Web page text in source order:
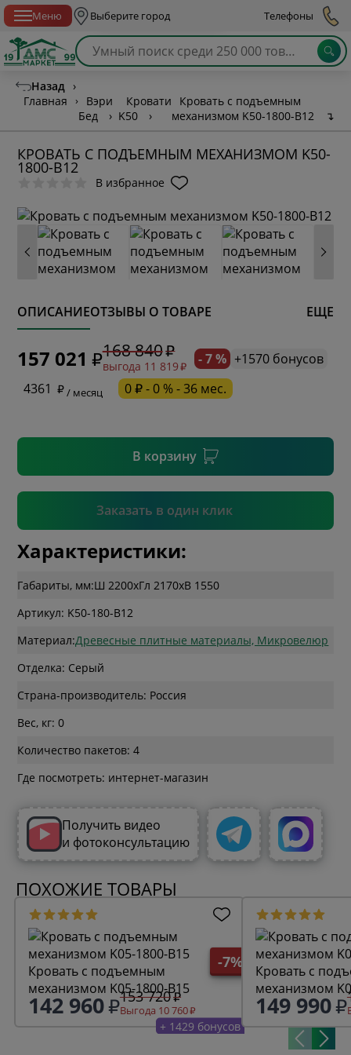
Меню Выберите город Телефоны
Назад ›
Главная
›
Вэри
Бед
›
Кровати
K50
›
Кровать с подъемным
механизмом K50-1800-B12
↴
КРОВАТЬ С ПОДЪЕМНЫМ МЕХАНИЗМОМ K50-
1800-B12
В избранное
ОПИСАНИЕОТЗЫВЫ О ТОВАРЕ ЕЩЕ
157 021 168 840
выгода 11 819 - 7 % +1570 бонусов
4361
/ месяц 0 ₽ - 0 % - 36 мес.
В корзину
Заказать в один клик
* обязательное поле
* необязательное поле
Подтвердить
Характеристики:
Габариты, мм:Ш 2200xГл 2170xВ 1550
Артикул: K50-180-B12
Материал:Древесные плитные материалы, Микровелюр
Отделка: Серый
Страна-производитель: Россия
Вес, кг: 0
Количество пакетов: 4
Где посмотреть: интернет-магазин
Получить видео
и фотоконсультацию
ПОХОЖИЕ ТОВАРЫ
-7%
Кровать с подъемным
механизмом K05-1800-B15
142 960 153 720
Выгода 10 760
+ 1429 бонусов
Кровать с
механизмом
149 990